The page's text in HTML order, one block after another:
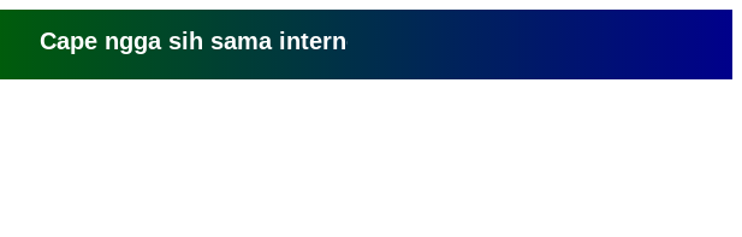
Cape ngga sih sama internet yang lemot? coba pake yang ini,